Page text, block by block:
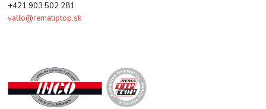
+421 903 502 281
vallo@rematiptop.sk